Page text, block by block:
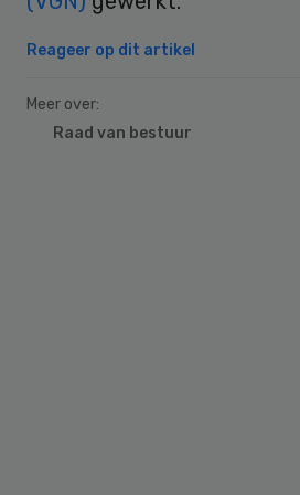
Reageer op dit artikel
Meer over:
Raad van bestuur